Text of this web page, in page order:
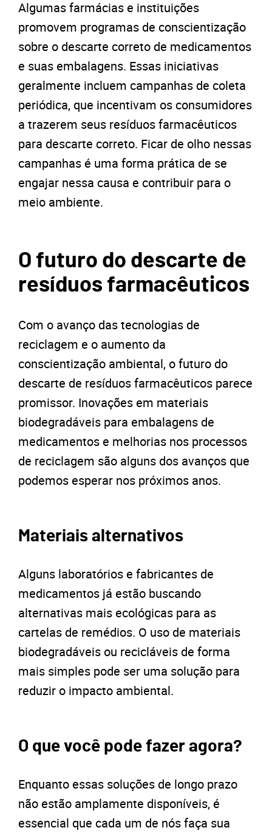
Algumas farmácias e instituições
promovem programas de conscientização
sobre o descarte correto de medicamentos
e suas embalagens. Essas iniciativas
geralmente incluem campanhas de coleta
periódica, que incentivam os consumidores
a trazerem seus resíduos farmacêuticos
para descarte correto. Ficar de olho nessas
campanhas é uma forma prática de se
engajar nessa causa e contribuir para o
meio ambiente.
O futuro do descarte de
resíduos farmacêuticos
Com o avanço das tecnologias de
reciclagem e o aumento da
conscientização ambiental, o futuro do
descarte de resíduos farmacêuticos parece
promissor. Inovações em materiais
biodegradáveis para embalagens de
medicamentos e melhorias nos processos
de reciclagem são alguns dos avanços que
podemos esperar nos próximos anos.
Materiais alternativos
Alguns laboratórios e fabricantes de
medicamentos já estão buscando
alternativas mais ecológicas para as
cartelas de remédios. O uso de materiais
biodegradáveis ou recicláveis de forma
mais simples pode ser uma solução para
reduzir o impacto ambiental.
O que você pode fazer agora?
Enquanto essas soluções de longo prazo
não estão amplamente disponíveis, é
essencial que cada um de nós faça sua